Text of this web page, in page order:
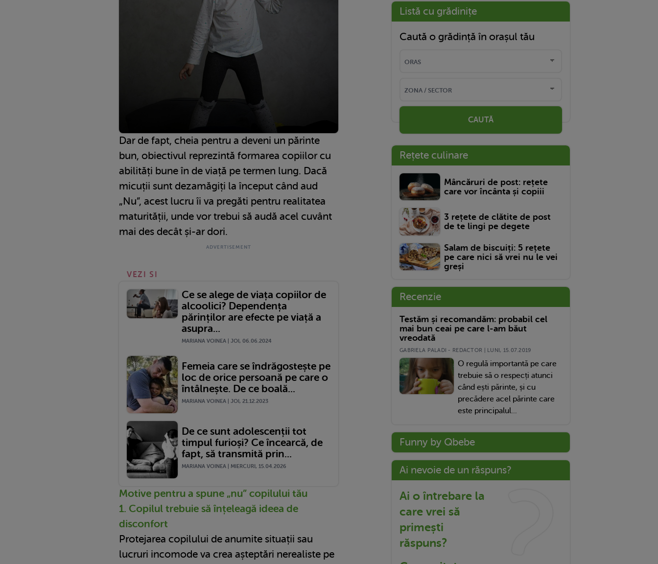
Dar de fapt, cheia pentru a deveni un părinte
bun, obiectivul reprezintă formarea copiilor cu
abilități bune în de viață pe termen lung. Dacă
micuții sunt dezamăgiți la început când aud
„Nu”, acest lucru îi va pregăti pentru realitatea
maturității, unde vor trebui să audă acel cuvânt
mai des decât și-ar dori.
VEZI SI
Ce se alege de viața copiilor de
alcoolici? Dependența
părinților are efecte pe viață a
asupra...
MARIANA VOINEA | JOI, 06.06.2024
Femeia care se îndrăgostește pe
loc de orice persoană pe care o
întâlnește. De ce boală...
MARIANA VOINEA | JOI, 21.12.2023
De ce sunt adolescenții tot
timpul furioși? Ce încearcă, de
fapt, să transmită prin...
MARIANA VOINEA | MIERCURI, 15.04.2026
Motive pentru a spune „nu” copilului tău
1. Copilul trebuie să înțeleagă ideea de
disconfort
Protejarea copilului de anumite situații sau
lucruri incomode va crea așteptări nerealiste pe
Listă cu grădinițe
Caută o grădință în orașul tău
CAUTĂ
Rețete culinare
Mâncăruri de post: rețete
care vor încânta și copiii
3 rețete de clătite de post
de te lingi pe degete
Salam de biscuiți: 5 rețete
pe care nici să vrei nu le vei
greși
Recenzie
Testăm și recomandăm: probabil cel
mai bun ceai pe care l-am băut
vreodată
GABRIELA PALADI - REDACTOR | LUNI, 15.07.2019
O regulă importantă pe care
trebuie să o respecți atunci
când ești părinte, și cu
precădere acel părinte care
este principalul...
Funny by Qbebe
Ai nevoie de un răspuns?
Ai o întrebare la
care vrei să
primești
răspuns?